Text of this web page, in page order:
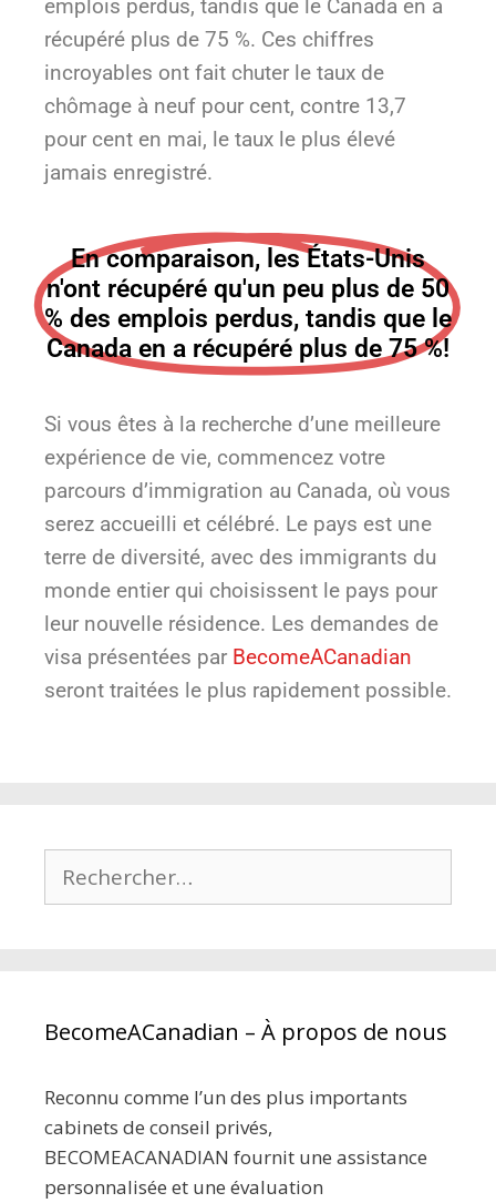
emplois perdus, tandis que le Canada en a
récupéré plus de 75 %. Ces chiffres
incroyables ont fait chuter le taux de
chômage à neuf pour cent, contre 13,7
pour cent en mai, le taux le plus élevé
jamais enregistré.
En comparaison, les États-Unis
n'ont récupéré qu'un peu plus de 50
% des emplois perdus, tandis que le
Canada en a récupéré plus de 75 %!
Si vous êtes à la recherche d’une meilleure
expérience de vie, commencez votre
parcours d’immigration au Canada, où vous
serez accueilli et célébré. Le pays est une
terre de diversité, avec des immigrants du
monde entier qui choisissent le pays pour
leur nouvelle résidence. Les demandes de
visa présentées par BecomeACanadian
seront traitées le plus rapidement possible.
BecomeACanadian – À propos de nous
Reconnu comme l’un des plus importants
cabinets de conseil privés,
BECOMEACANADIAN fournit une assistance
personnalisée et une évaluation